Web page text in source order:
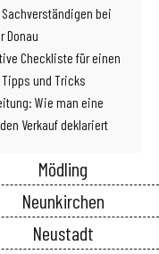
bei
Donau
Checkliste für einen
und Tricks
Wie man eine
Verkauf deklariert
Mödling
Neunkirchen
Neustadt